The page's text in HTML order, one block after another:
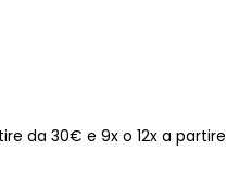
da 30€ e 9x o 12x a partire